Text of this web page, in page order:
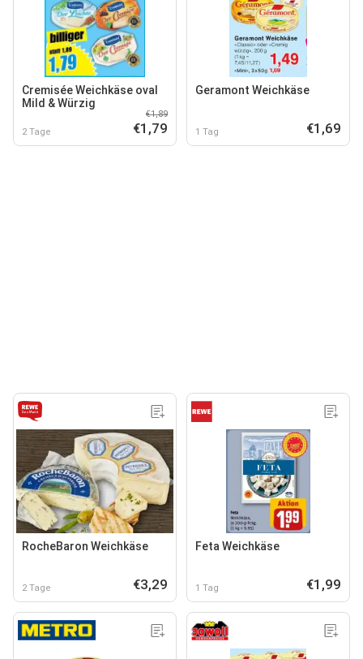
Cremisée Weichkäse oval
Mild & Würzig
2 Tage
€1,89
€1,79
Geramont Weichkäse
1 Tag €1,69
RocheBaron Weichkäse
2 Tage €3,29
Feta Weichkäse
1 Tag €1,99